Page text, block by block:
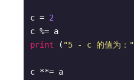
c = 2
print ( "5 - c 的值为："